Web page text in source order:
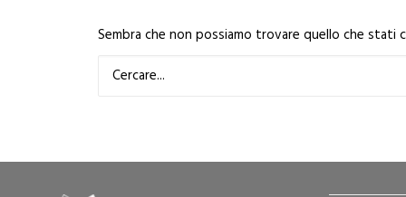
Sembra che non possiamo trovare quello che stati